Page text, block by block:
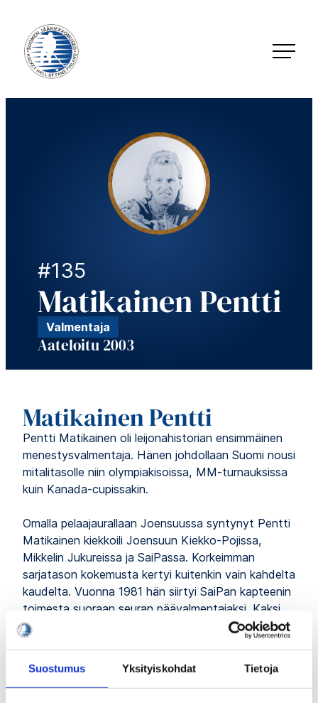
Suostumus Yksityiskohdat Tietoja
suoraan
sisältöön
Jääkiekkomuseo – Hockey Hall of Fame Finland
#135
Matikainen Pentti
Valmentaja
Aateloitu 2003
Matikainen Pentti
Pentti Matikainen oli leijonahistorian ensimmäinen
menestysvalmentaja. Hänen johdollaan Suomi nousi
mitalitasolle niin olympiakisoissa, MM-turnauksissa
kuin Kanada-cupissakin.
Omalla pelaajaurallaan Joensuussa syntynyt Pentti
Matikainen kiekkoili Joensuun Kiekko-Pojissa,
Mikkelin Jukureissa ja SaiPassa. Korkeimman
sarjatason kokemusta kertyi kuitenkin vain kahdelta
kaudelta. Vuonna 1981 hän siirtyi SaiPan kapteenin
toimesta suoraan seuran päävalmentajaksi. Kaksi
hyvää kautta SaiPan ruorissa toivat pestin
Kärppien palveluksessa. Matikainen luotsasi Kärpät
seuraavaksi HIFK:hon.